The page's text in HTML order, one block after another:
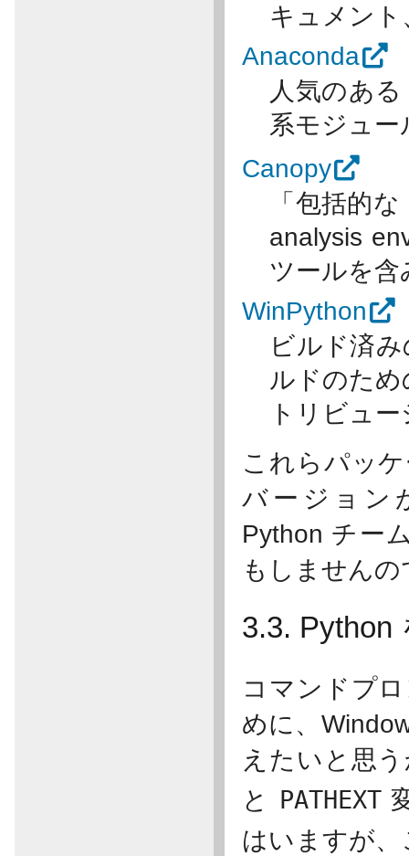
キュメント
Anaconda
人気のあ
系モジュ
Canopy
「包括的
analysis
ツールを含
WinPython
ビルド済
ルドのた
トリビュ
これらパッ
バージョン
Python チー
もしません
3.3. Python
コマンドプ
めに、
えたいと思
と
PATHEXT
はいますが